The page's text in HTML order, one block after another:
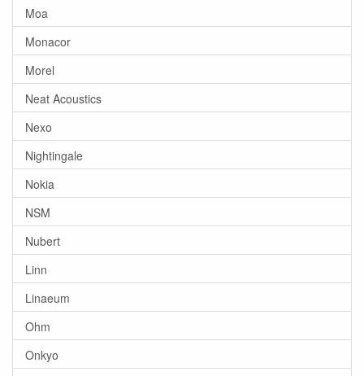
Moa
Monacor
Morel
Neat Acoustics
Nexo
Nightingale
Nokia
NSM
Nubert
Linn
Linaeum
Ohm
Onkyo